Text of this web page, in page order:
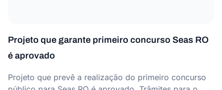
Projeto que garante primeiro concurso Seas RO
é aprovado
Projeto que prevê a realização do primeiro concurso